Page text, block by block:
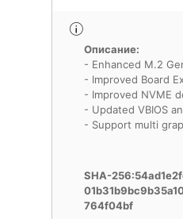
Описание:
- Enhanced M.2
- Improved Board
- Improved NVME
- Updated VBIOS
- Support multi
SHA-
764f04bf